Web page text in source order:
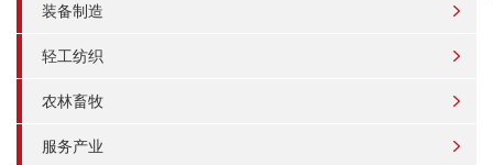
装备制造
轻工纺织
农林畜牧
服务产业